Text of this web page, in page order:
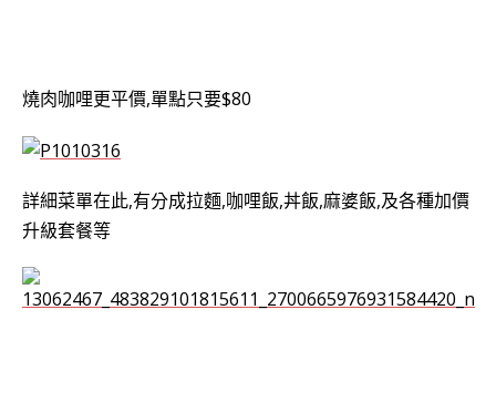
燒肉咖哩更平價,單點只要$80
詳細菜單在此,有分成拉麵,咖哩飯,丼飯,麻婆飯,及各種加價
升級套餐等